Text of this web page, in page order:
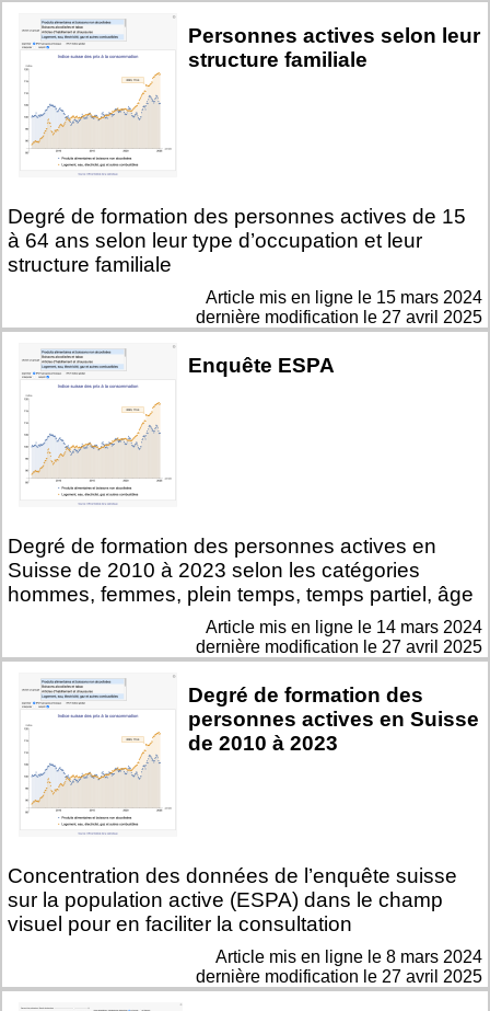
Personnes actives selon leur
structure familiale
Degré de formation des personnes actives de 15
à 64 ans selon leur type d’occupation et leur
structure familiale
Article mis en ligne le 15 mars 2024
dernière modification le 27 avril 2025
Enquête ESPA
Degré de formation des personnes actives en
Suisse de 2010 à 2023 selon les catégories
hommes, femmes, plein temps, temps partiel, âge
Article mis en ligne le 14 mars 2024
dernière modification le 27 avril 2025
Degré de formation des
personnes actives en Suisse
de 2010 à 2023
Concentration des données de l’enquête suisse
sur la population active (ESPA) dans le champ
visuel pour en faciliter la consultation
Article mis en ligne le 8 mars 2024
dernière modification le 27 avril 2025